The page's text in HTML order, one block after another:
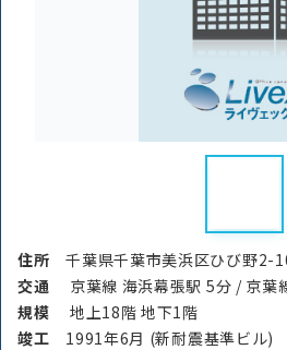
住所千葉県千葉市美浜区ひび
交通
京葉線 海浜幕張駅 5分 / 京葉
規模
地上18階 地下1階
竣⼯ 1991年6月 (新耐震基準ビル)